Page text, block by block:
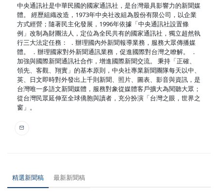
中央通訊社是中華民國的國家通訊社，是台灣最具影響力的新聞媒
體。 經歷組織改造，1973年中央社改組為股份有限公司，以企業
方式經營；隨著民主化發展，1996年依據「中央通訊社設置條
例」改制為財團法人，定位為全民共有的國家通訊社，獨立超然執
行三大法定任務： ．辦理國內外新聞報導業務，服務大眾傳播媒
體。 ．辦理國家對外新聞通訊業務，促進國際對台灣之瞭解。 ．
加強與國際新聞通訊社合作，增進國際新聞交流。 秉持「正確、
領先、客觀、翔實」的基本原則，中央社專業新聞團隊每天以中、
英、日文即時對外發出上千則新聞、照片、圖表、影音與資訊，是
台灣唯一多語文新聞媒體，服務對象從媒體客戶擴大為閱聽大眾；
從台灣民眾延伸至全球僑胞與讀者，充分扮演「台灣之眼，世界之
窗」。
精選新聞稿 最新新聞稿